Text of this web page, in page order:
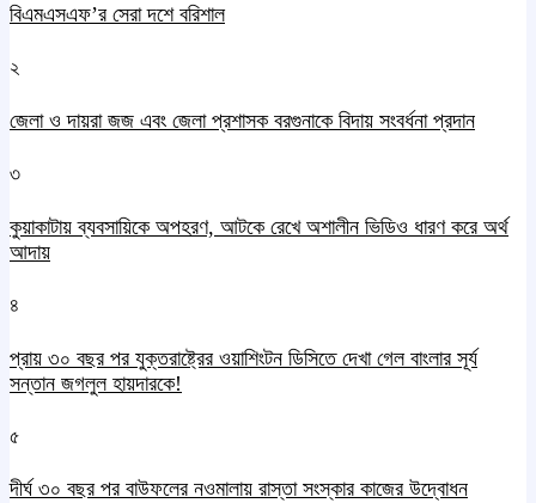
বিএমএসএফ’র সেরা দশে বরিশাল
২
জেলা ও দায়রা জজ এবং জেলা প্রশাসক বরগুনাকে বিদায় সংবর্ধনা প্রদান
৩
কুয়াকাটায় ব্যবসায়িকে অপহরণ, আটকে রেখে অশালীন ভিডিও ধারণ করে অর্থ
আদায়
৪
প্রায় ৩০ বছর পর যুক্তরাষ্ট্রের ওয়াশিংটন ডিসিতে দেখা গেল বাংলার সূর্য
সন্তান জগলুল হায়দারকে!
৫
দীর্ঘ ৩০ বছর পর বাউফলের নওমালায় রাস্তা সংস্কার কাজের উদ্বোধন